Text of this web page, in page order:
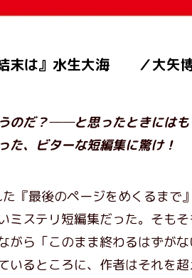
末は』水生大海 ／大矢博
のだ？──と思ったときにはも
た、ビターな短編集に驚け！
『最後のページをめくるまで
ミステリ短編集だった。そも
がら「このまま終わるはずが
いるところに、作者はそれを